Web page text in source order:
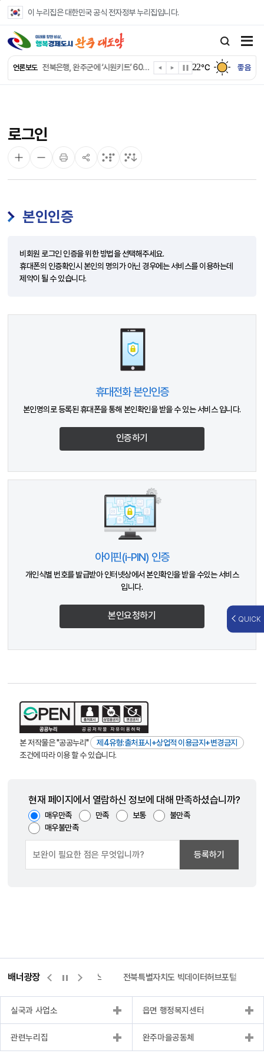
이 누리집은 대한민국 공식 전자정부 누리집입니다.
언론보도
완주 청소년, 삼성 임직원 만나 미래 진로 그린다
전북은행, 완주군에 ‘시원키트’ 60세트 기탁
㈜새눈, 완주군에 성금 1,000만 원 기탁
22℃ 좋음
로그인
본인인증
비회원 로그인 인증을 위한 방법을 선택해주세요.
휴대폰의 인증확인시 본인의 명의가 아닌 경우에는 서비스를 이용하는데
제약이 될 수 있습니다.
휴대전화 본인인증
본인명의로 등록된 휴대폰을 통해 본인확인을 받을 수 있는 서비스 입니다.
인증하기
아이핀(i-PIN) 인증
개인식별 번호를 발급받아 인터넷상에서 본인확인을 받을 수있는 서비스
입니다.
본인요청하기
본 저작물은 "공공누리"
제4유형:출처표시+상업적 이용금지+변경금지
조건에 따라 이용 할 수 있습니다.
현재 페이지에서 열람하신 정보에 대해 만족하셨습니까?
매우만족 만족 보통
불만족
매우불만족
등록하기
QUICK
배너광장
량바로처리센터 위택스 전북특별자치도 빅데이터허브포털
실국과 사업소 읍면 행정복지센터
관련누리집 완주마을공동체